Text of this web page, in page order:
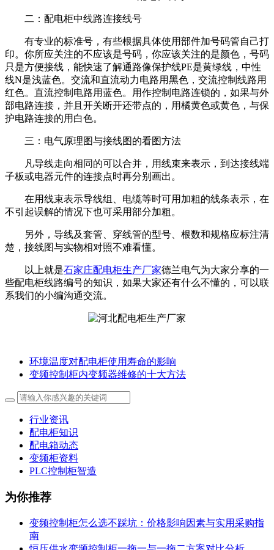
二：配电柜中线路连接线号
有专业的标准号，有些根据具体使用部件加号码管自己打
印。你所应关注的不应该是号码，你应该关注的是颜色，号码
只是方便接线，能快速了解通路像保护线PE是黄绿线，中性
线N是浅蓝色。交流和直流动力电路用黑色，交流控制线路用
红色。直流控制电路用蓝色。用作控制电路连锁的，如果与外
部电路连接，并且开关断开还带点的，用橘黄色或黄色，与保
护电路连接的用白色。
三：电气原理图与接线图的看图方法
凡导线走向相同的可以合并，用线束来表示，到达接线端
子板或电器元件的连接点时再分别画出。
在用线束表示导线组、电缆等时可用加粗的线条表示，在
不引起误解的情况下也可采用部分加粗。
另外，导线及套管、穿线管的型号、根数和规格应标注清
楚，接线图与实物相对照不难看懂。
以上就是石家庄配电柜生产厂家德兰电气为大家分享的一
些配电柜线路编号的知识，如果大家还有什么不懂的，可以联
系我们的小编沟通交流。
环境温度对配电柜使用寿命的影响
变频控制柜内变频器维修的十大方法
行业资讯
配电柜知识
配电箱动态
变频柜资料
PLC控制柜智造
为你推荐
变频控制柜怎么选不踩坑：价格影响因素与实用采购指
南